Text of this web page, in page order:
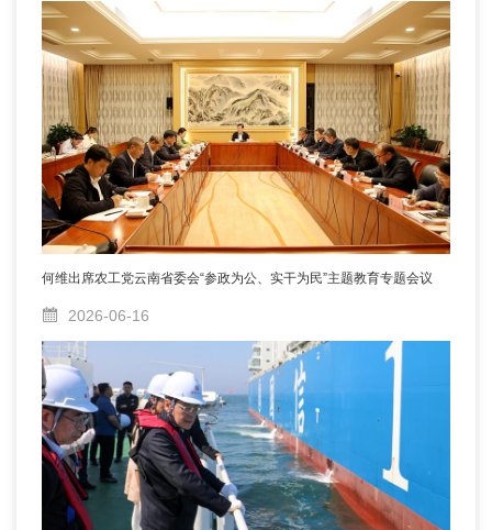
何维出席农工党云南省委会“参政为公、实干为民”主题教育专题会议
2026-06-16